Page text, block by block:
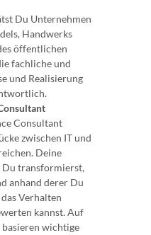
Du Unternehmen
Handwerks
öffentlichen
fachliche und
und Realisierung
Consultant
zwischen IT und
Deine
Du transformierst,
anhand derer Du
Verhalten
kannst. Auf
wichtige